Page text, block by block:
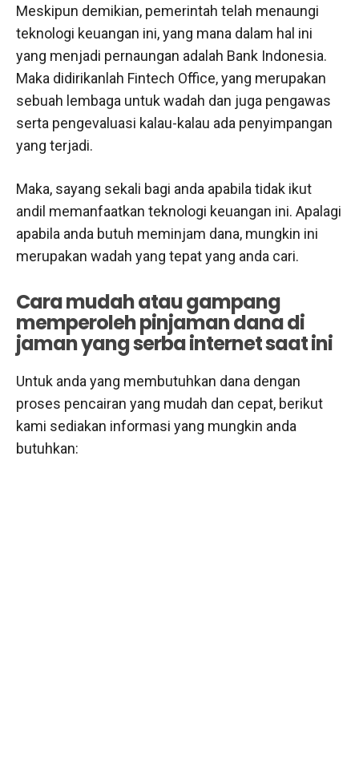
Meskipun demikian, pemerintah telah menaungi
teknologi keuangan ini, yang mana dalam hal ini
yang menjadi pernaungan adalah Bank Indonesia.
Maka didirikanlah Fintech Office, yang merupakan
sebuah lembaga untuk wadah dan juga pengawas
serta pengevaluasi kalau-kalau ada penyimpangan
yang terjadi.
Maka, sayang sekali bagi anda apabila tidak ikut
andil memanfaatkan teknologi keuangan ini. Apalagi
apabila anda butuh meminjam dana, mungkin ini
merupakan wadah yang tepat yang anda cari.
Cara mudah atau gampang
memperoleh pinjaman dana di
jaman yang serba internet saat ini
Untuk anda yang membutuhkan dana dengan
proses pencairan yang mudah dan cepat, berikut
kami sediakan informasi yang mungkin anda
butuhkan: